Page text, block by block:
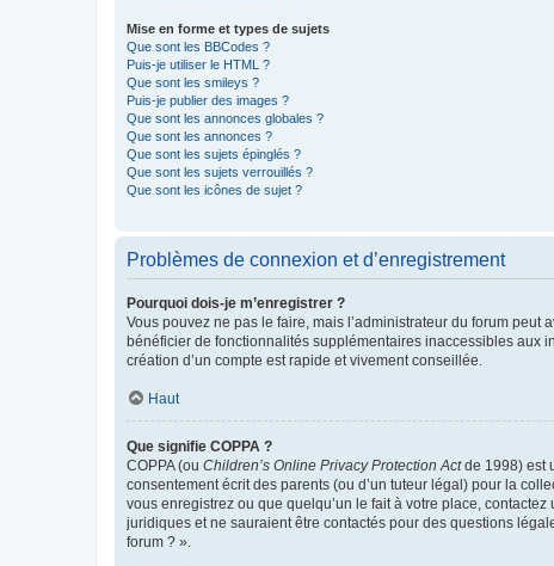
Mise en forme et types de sujets
Que sont les BBCodes ?
Puis-je utiliser le HTML ?
Que sont les smileys ?
Puis-je publier des images ?
Que sont les annonces globales ?
Que sont les annonces ?
Que sont les sujets épinglés ?
Que sont les sujets verrouillés ?
Que sont les icônes de sujet ?
Problèmes de connexion et d’enregistrement
Pourquoi dois-je m’enregistrer ?
Vous pouvez ne pas le faire, mais l’administrateur du forum peut
bénéficier de fonctionnalités supplémentaires inaccessibles aux
création d’un compte est rapide et vivement conseillée.
Haut
Que signifie COPPA ?
COPPA (ou Children’s Online Privacy Protection Actde 1998) est
consentement écrit des parents (ou d’un tuteur légal) pour la
vous enregistrez ou que quelqu’un le fait à votre place,
juridiques et ne sauraient être contactés pour des questions
forum ? ».